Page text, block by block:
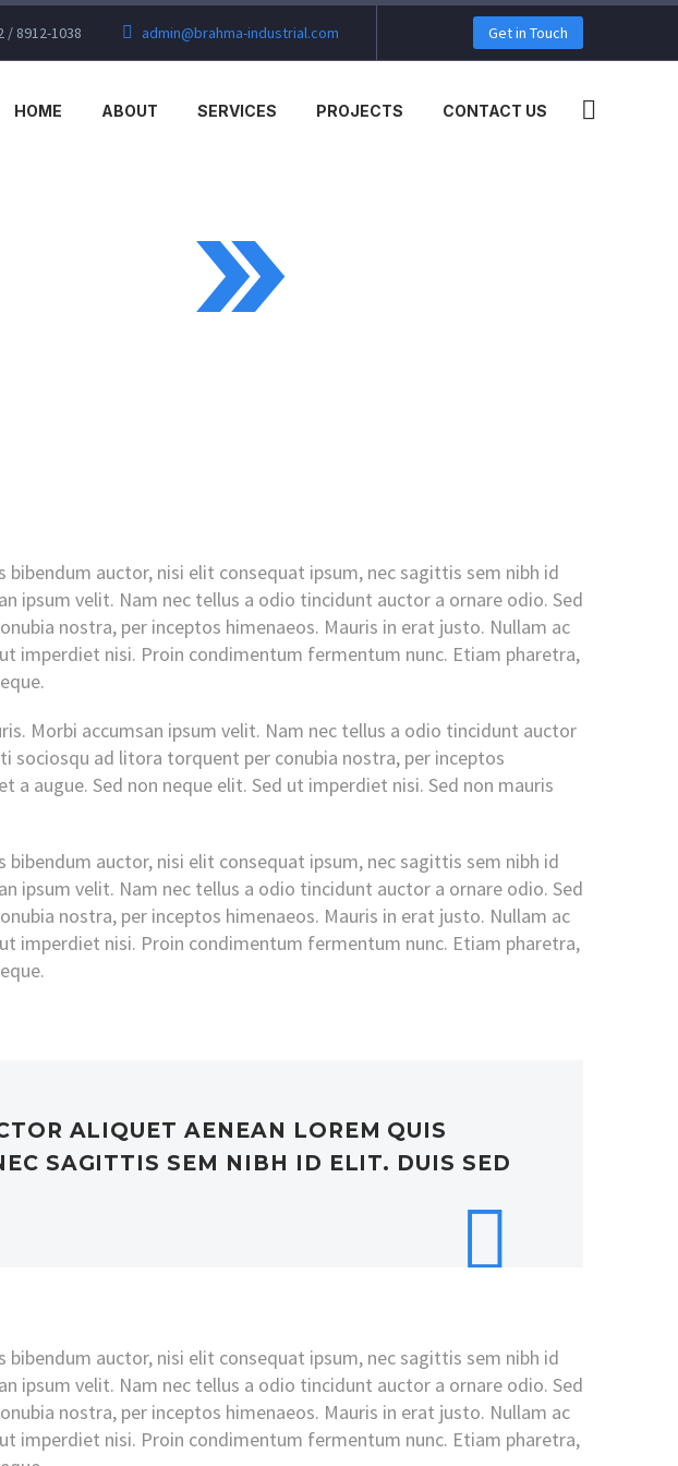
/ 8912-1038 admin@brahma-industrial.com Get in Touch
HOME ABOUT SERVICES PROJECTS CONTACT US
auctor, nisi elit consequat ipsum, nec sagittis sem nibh id
ipsum velit. Nam nec tellus a odio tincidunt auctor a ornare odio. Sed
nostra, per inceptos himenaeos. Mauris in erat justo. Nullam ac
imperdiet nisi. Proin condimentum fermentum nunc. Etiam pharetra,
Morbi accumsan ipsum velit. Nam nec tellus a odio tincidunt auctor
sociosqu ad litora torquent per conubia nostra, per inceptos
augue. Sed non neque elit. Sed ut imperdiet nisi. Sed non mauris
auctor, nisi elit consequat ipsum, nec sagittis sem nibh id
ipsum velit. Nam nec tellus a odio tincidunt auctor a ornare odio. Sed
nostra, per inceptos himenaeos. Mauris in erat justo. Nullam ac
imperdiet nisi. Proin condimentum fermentum nunc. Etiam pharetra,
ALIQUET AENEAN LOREM QUIS
SAGITTIS SEM NIBH ID ELIT. DUIS SED
auctor, nisi elit consequat ipsum, nec sagittis sem nibh id
ipsum velit. Nam nec tellus a odio tincidunt auctor a ornare odio. Sed
nostra, per inceptos himenaeos. Mauris in erat justo. Nullam ac
imperdiet nisi. Proin condimentum fermentum nunc. Etiam pharetra,